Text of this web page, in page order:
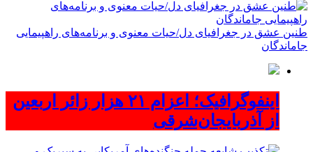
طنین عشق در جغرافیای دل/حیات معنوی و برنامه‌های راهپیمایی
جاماندگان
اینفوگرافیک؛ اعزام ۲۱ هزار زائر اربعین
از آذربایجان‌شرقی